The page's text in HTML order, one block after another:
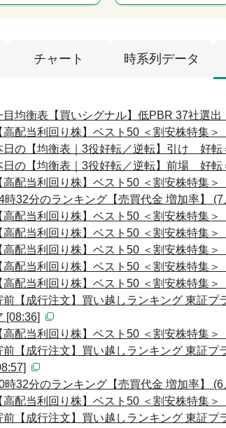
チャート 時系列データ
目均衡表【買いシグナル】低PBR 37社選
高配当利回り株】ベスト50 ＜割安株特集
日の【均衡表｜3役好転／逆転】引け 好
日の【均衡表｜3役好転／逆転】前場 好
高配当利回り株】ベスト50 ＜割安株特集
時32分のランキング【売買代金 増加率】 (7
高配当利回り株】ベスト50 ＜割安株特集
高配当利回り株】ベスト50 ＜割安株特集
高配当利回り株】ベスト50 ＜割安株特集
高配当利回り株】ベスト50 ＜割安株特集
高配当利回り株】ベスト50 ＜割安株特集
前【成行注文】買い越しランキング 東証
[08:36]
高配当利回り株】ベスト50 ＜割安株特集
前【成行注文】買い越しランキング 東証
時32分のランキング【売買代金 増加率】 (6
高配当利回り株】ベスト50 ＜割安株特集
前【成行注文】買い越しランキング 東証